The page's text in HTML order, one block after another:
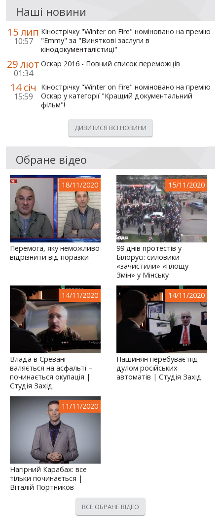
Наші новини
15 лип
10:57
Кінострічку "Winter on Fire" номіновано на премію
"Emmy" за "Виняткові заслуги в
кінодокументалістиці"
29 лют
01:34
Оскар 2016 - Повний список переможців
14 січ
15:59
Кінострічку "Winter on Fire" номіновано на премію
Оскар у категорії "Кращий документальний
фільм"!
ДИВИТИСЯ ВСІ НОВИНИ
Обране відео
18/11/2020
Перемога, яку неможливо
відрізнити від поразки
15/11/2020
99 днів протестів у
Білорусі: силовики
«зачистили» «площу
Змін» у Мінську
14/11/2020
Влада в Єревані
валяється на асфальті –
починається окупація |
Студія Захід
14/11/2020
Пашинян перебуває під
дулом російських
автоматів | Студія Захід
11/11/2020
Нагірний Карабах: все
тільки починається |
Віталій Портников
ВСЕ ОБРАНЕ ВІДЕО